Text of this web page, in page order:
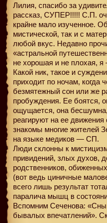
Лилия, спасибо за
рассказ, СУПЕР!!!!! С.П.
крайне мало изученное.
мистической, так и с
любой вкус. Недавно
«астральной
не хорошая и не плохая,
Какой ник, такое и
приходит по ночам, когда
безмятежный сон или же
пробуждения. Ее боятся,
ощущается, она
реагируют на ее
знакомы многие жителей
на языке медиков — СП.
Люди склонны к
привидений, злых духов,
родственников,
(вот ведь циничные
всего лишь результат
паралича мышц в
Вспомним Сеченова:
бывалых впечатлений».